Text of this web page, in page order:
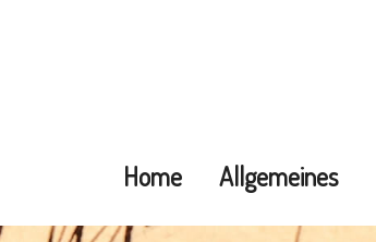
Home Allgemeines